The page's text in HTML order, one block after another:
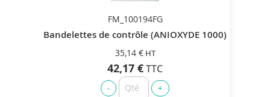
FM_100194FG
Bandelettes de contrôle (ANIOXYDE 1000)
35,14 €
42,17 €